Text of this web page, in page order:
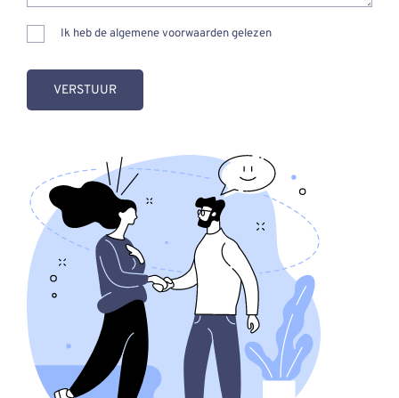
Ik heb de algemene voorwaarden gelezen
VERSTUUR